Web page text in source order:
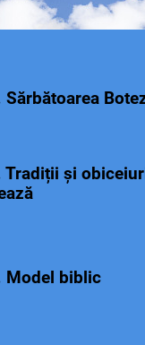
Sărbătoarea
Tradiții și
Model biblic